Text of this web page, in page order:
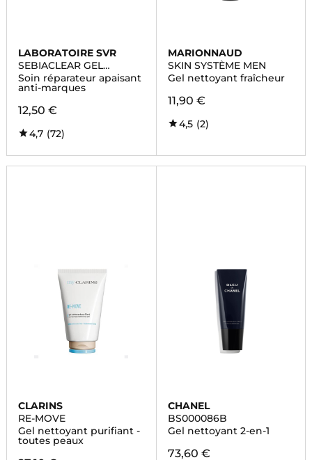
LABORATOIRE SVR
SEBIACLEAR GEL
MOUSSANT
Soin réparateur apaisant
anti-marques
12,50 €
4,7 (72)
MARIONNAUD
SKIN SYSTÈME MEN
Gel nettoyant fraîcheur
11,90 €
4,5 (2)
CLARINS
RE-MOVE
Gel nettoyant purifiant -
toutes peaux
CHANEL
BS000086B
Gel nettoyant 2-en-1
73,60 €